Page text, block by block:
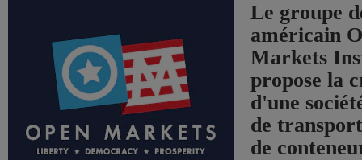
Le groupe
américain
Markets
propose la
d'une
de
de